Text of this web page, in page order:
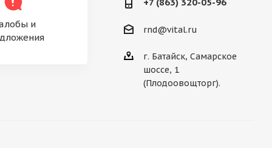
и
rnd@vital.ru
г. Батайск, Самарское
шоссе, 1
(Плодоовощторг).